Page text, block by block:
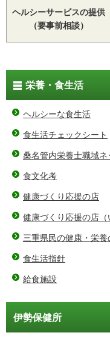
ヘルシーサービスの提供
（要事前相談）
栄養・食生活
ヘルシーな食生活
食生活チェックシート
桑名管内栄養士職域
食文化考
健康づくり応援の店
健康づくり応援の店（
三重県民の健康・栄養
食生活指針
給食施設
伊勢保健所